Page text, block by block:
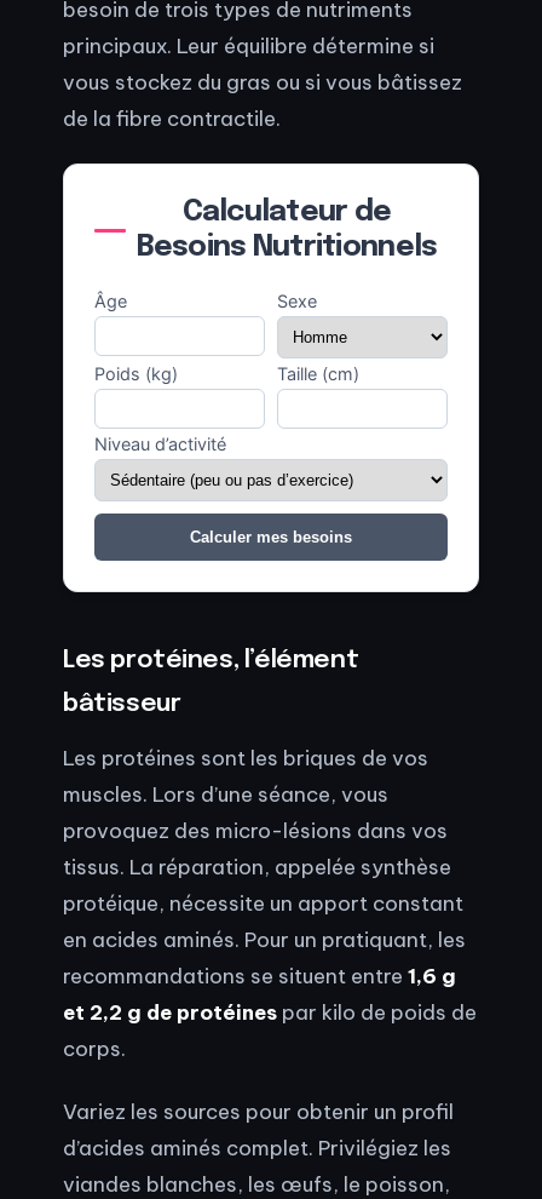
besoin de trois types de nutriments
principaux. Leur équilibre détermine si
vous stockez du gras ou si vous bâtissez
de la fibre contractile.
Calculateur de
Besoins Nutritionnels
Âge Sexe
Poids (kg) Taille (cm)
Niveau d’activité
Calculer mes besoins
Les protéines, l’élément
bâtisseur
Les protéines sont les briques de vos
muscles. Lors d’une séance, vous
provoquez des micro-lésions dans vos
tissus. La réparation, appelée synthèse
protéique, nécessite un apport constant
en acides aminés. Pour un pratiquant, les
recommandations se situent entre 1,6 g
et 2,2 g de protéines par kilo de poids de
corps.
Variez les sources pour obtenir un profil
d’acides aminés complet. Privilégiez les
viandes blanches, les œufs, le poisson,